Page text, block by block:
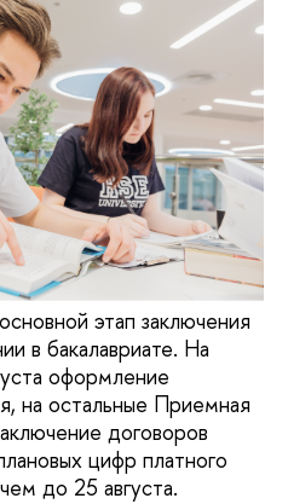
этап заключения
в бакалавриате. На
оформление
на остальные Приемная
договоров
цифр платного
до 25 августа.